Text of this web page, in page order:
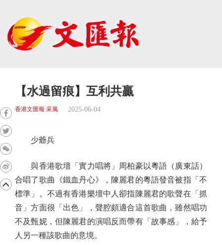
【水過留痕】互利共贏
香港文匯報 采風 2025-06-04
少爺兵
與香港歌壇「實力唱將」周柏豪以粵語（廣東話）
合唱了歌曲《鐵血丹心》，陳麗君的粵語發音被指「不
標準」。不過有香港樂壇中人卻指陳麗君的歌聲在「抓
音」方面很「出色」，聲腔頗適合這首歌曲，雖然唱功
不及甄妮，但陳麗君的演唱反而帶有「故事感」，給予
人另一種該歌曲的意境。